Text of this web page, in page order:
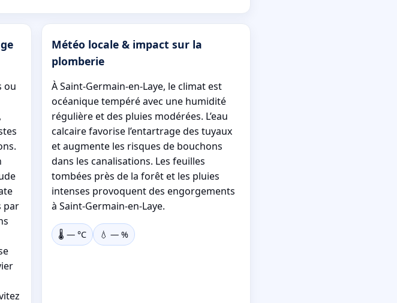
ou
par
Météo locale & impact sur la
plomberie
À Saint-Germain-en-Laye, le climat est
océanique tempéré avec une humidité
régulière et des pluies modérées. L’eau
calcaire favorise l’entartrage des tuyaux
et augmente les risques de bouchons
dans les canalisations. Les feuilles
tombées près de la forêt et les pluies
intenses provoquent des engorgements
à Saint-Germain-en-Laye.
🌡️ —°C 💧 —%